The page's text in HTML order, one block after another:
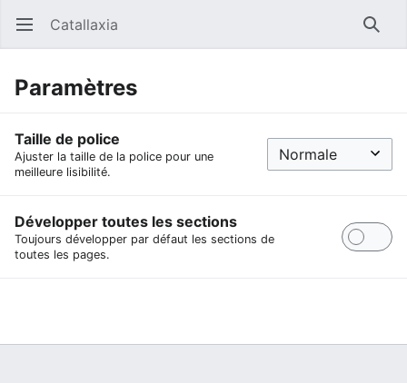
Ouvrir le menu principal Catallaxia
Paramètres
Taille de police
Ajuster la taille de la police pour une
meilleure lisibilité.
Développer toutes les sections
Toujours développer par défaut les sections de
toutes les pages.